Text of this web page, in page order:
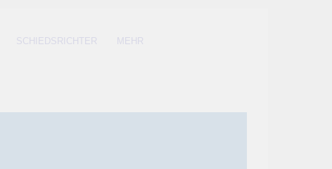
SCHIEDSRICHTER MEHR